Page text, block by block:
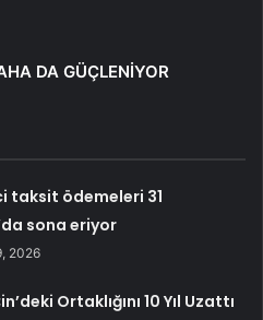
DA GÜÇLENİYOR
taksit ödemeleri 31
sona eriyor
2026
Ortaklığını 10 Yıl Uzattı